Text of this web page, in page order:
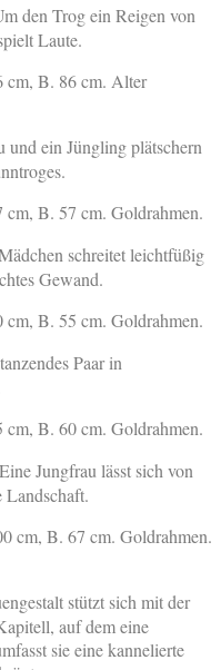
den Trog ein Reigen von
Laute.
cm, B. 86 cm. Alter
und ein Jüngling plätschern
B. 57 cm. Goldrahmen.
schreitet leichtfüßig
Gewand.
B. 55 cm. Goldrahmen.
Paar in
B. 60 cm. Goldrahmen.
Jungfrau lässt sich von
Landschaft.
cm, B. 67 cm. Goldrahmen.
stützt sich mit der
auf dem eine
sie eine kannelierte